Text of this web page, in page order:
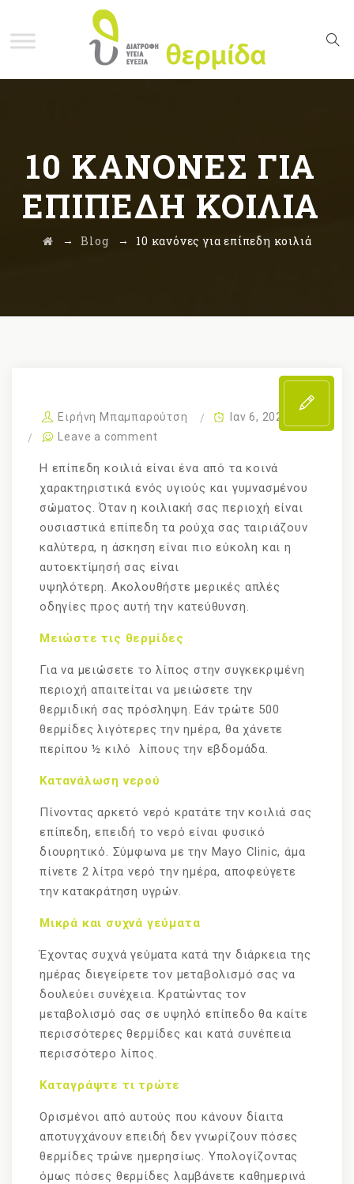
10 ΚΑΝΌΝΕΣ ΓΙΑ
ΕΠΊΠΕΔΗ ΚΟΙΛΙΆ
→ Blog → 10 κανόνες για επίπεδη κοιλιά
Ειρήνη Μπαμπαρούτση
Ιαν 6, 2022
Leave a comment
Η επίπεδη κοιλιά είναι ένα από τα κοινά
χαρακτηριστικά ενός υγιούς και γυμνασμένου
σώματος. Όταν η κοιλιακή σας περιοχή είναι
ουσιαστικά επίπεδη τα ρούχα σας ταιριάζουν
καλύτερα, η άσκηση είναι πιο εύκολη και η
αυτοεκτίμησή σας είναι
υψηλότερη. Ακολουθήστε μερικές απλές
οδηγίες προς αυτή την κατεύθυνση.
Μειώστε τις θερμίδες
Για να μειώσετε το λίπος στην συγκεκριμένη
περιοχή απαιτείται να μειώσετε την
θερμιδική σας πρόσληψη. Εάν τρώτε 500
θερμίδες λιγότερες την ημέρα, θα χάνετε
περίπου ½ κιλό λίπους την εβδομάδα.
Κατανάλωση νερού
Πίνοντας αρκετό νερό κρατάτε την κοιλιά σας
επίπεδη, επειδή το νερό είναι φυσικό
διουρητικό. Σύμφωνα με την Mayo Clinic, άμα
πίνετε 2 λίτρα νερό την ημέρα, αποφεύγετε
την κατακράτηση υγρών.
Μικρά και συχνά γεύματα
Έχοντας συχνά γεύματα κατά την διάρκεια της
ημέρας διεγείρετε τον μεταβολισμό σας να
δουλεύει συνέχεια. Κρατώντας τον
μεταβολισμό σας σε υψηλό επίπεδο θα καίτε
περισσότερες θερμίδες και κατά συνέπεια
περισσότερο λίπος.
Καταγράψτε τι τρώτε
Ορισμένοι από αυτούς που κάνουν δίαιτα
αποτυγχάνουν επειδή δεν γνωρίζουν πόσες
θερμίδες τρώνε ημερησίως. Υπολογίζοντας
όμως πόσες θερμίδες λαμβάνετε καθημερινά